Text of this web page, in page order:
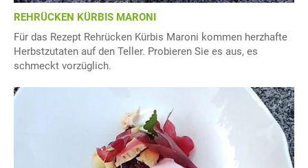
REHRÜCKEN KÜRBIS MARONI
Für das Rezept Rehrücken Kürbis Maroni kommen herzhafte
Herbstzutaten auf den Teller. Probieren Sie es aus, es
schmeckt vorzüglich.